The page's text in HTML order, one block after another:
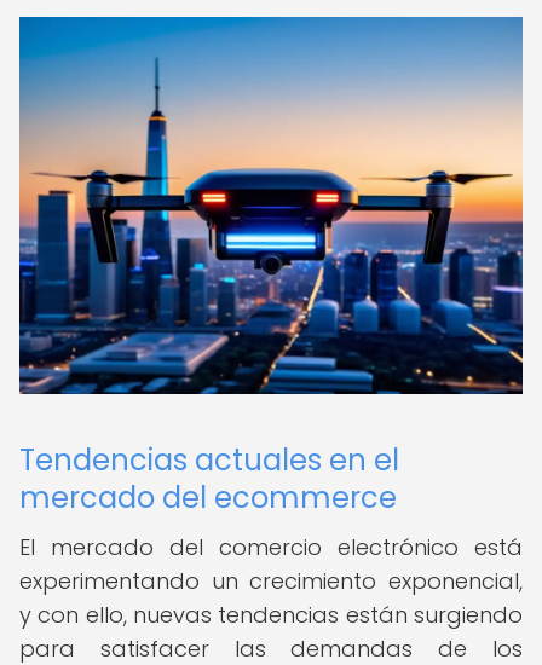
Tendencias actuales en el
mercado del ecommerce
El mercado del comercio electrónico está
experimentando un crecimiento exponencial,
y con ello, nuevas tendencias están surgiendo
para satisfacer las demandas de los